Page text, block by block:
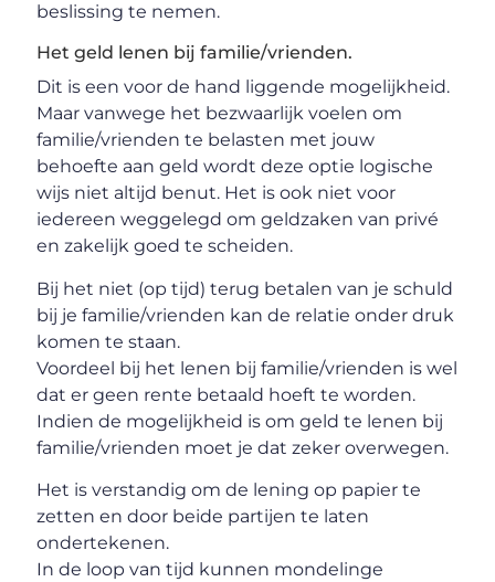
beslissing te nemen.
Het geld lenen bij familie/vrienden.
Dit is een voor de hand liggende mogelijkheid.
Maar vanwege het bezwaarlijk voelen om
familie/vrienden te belasten met jouw
behoefte aan geld wordt deze optie logische
wijs niet altijd benut. Het is ook niet voor
iedereen weggelegd om geldzaken van privé
en zakelijk goed te scheiden.
Bij het niet (op tijd) terug betalen van je schuld
bij je familie/vrienden kan de relatie onder druk
komen te staan.
Voordeel bij het lenen bij familie/vrienden is wel
dat er geen rente betaald hoeft te worden.
Indien de mogelijkheid is om geld te lenen bij
familie/vrienden moet je dat zeker overwegen.
Het is verstandig om de lening op papier te
zetten en door beide partijen te laten
ondertekenen.
In de loop van tijd kunnen mondelinge